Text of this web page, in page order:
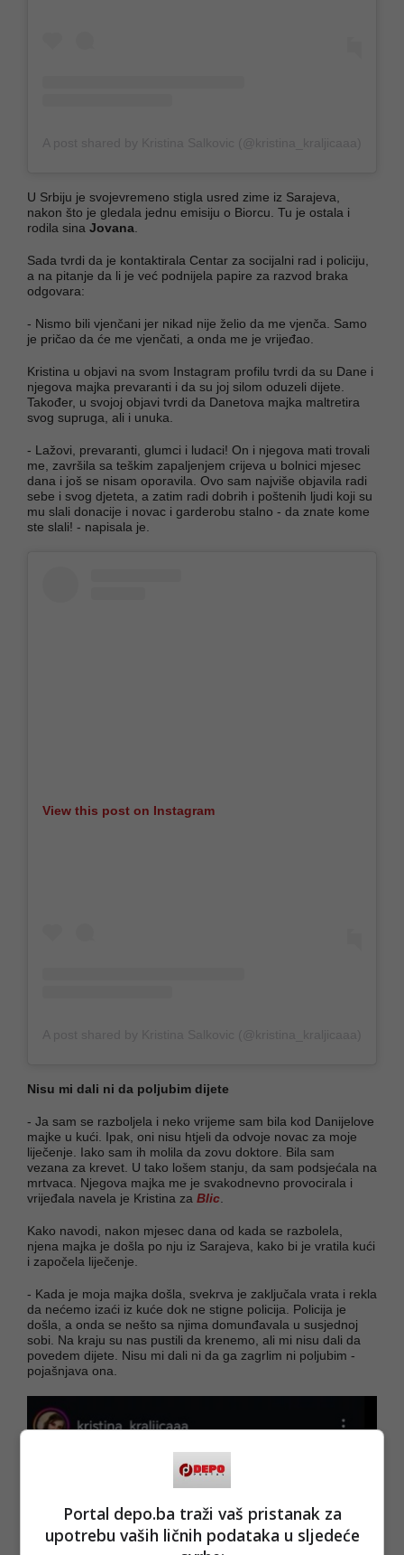
U Srbiju je svojevremeno stigla usred zime iz Sarajeva,
nakon što je gledala jednu emisiju o Biorcu. Tu je ostala i
rodila sina Jovana
Sada tvrdi da je kontaktirala Centar za socijalni rad i policiju,
a na pitanje da li je već podnijela papire za razvod braka
odgovara:
- Nismo bili vjenčani jer nikad nije želio da me vjenča. Samo
je pričao da će me vjenčati, a onda me je vrijeđao.
Kristina u objavi na svom Instagram profilu tvrdi da su Dane i
njegova majka prevaranti i da su joj silom oduzeli dijete.
Također, u svojoj objavi tvrdi da Danetova majka maltretira
svog supruga, ali i unuka.
- Lažovi, prevaranti, glumci i ludaci! On i njegova mati trovali
me, završila sa teškim zapaljenjem crijeva u bolnici mjesec
dana i još se nisam oporavila. Ovo sam najviše objavila radi
sebe i svog djeteta, a zatim radi dobrih i poštenih ljudi koji su
mu slali donacije i novac i garderobu stalno - da znate kome
ste slali! - napisala je.
View this post on Instagram
Nisu mi dali ni da poljubim dijete
- Ja sam se razboljela i neko vrijeme sam bila kod Danijelove
majke u kući. Ipak, oni nisu htjeli da odvoje novac za moje
liječenje. Iako sam ih molila da zovu doktore. Bila sam
vezana za krevet. U tako lošem stanju, da sam podsjećala na
mrtvaca. Njegova majka me je svakodnevno provocirala i
vrijeđala navela je Kristina za Blic
Kako navodi, nakon mjesec dana od kada se razbolela,
njena majka je došla po nju iz Sarajeva, kako bi je vratila kući
i započela liječenje.
- Kada je moja majka došla, svekrva je zaključala vrata i rekla
da nećemo izaći iz kuće dok ne stigne policija. Policija je
došla, a onda se nešto sa njima domunđavala u susjednoj
sobi. Na kraju su nas pustili da krenemo, ali mi nisu dali da
povedem dijete. Nisu mi dali ni da ga zagrlim ni poljubim -
pojašnjava ona.
Portal depo.ba traži vaš pristanak za
upotrebu vaših ličnih podataka u sljedeće